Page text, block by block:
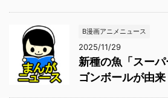
B漫画アニメニュース
2025/11/29
新種の魚「スー
ゴンボールが由来